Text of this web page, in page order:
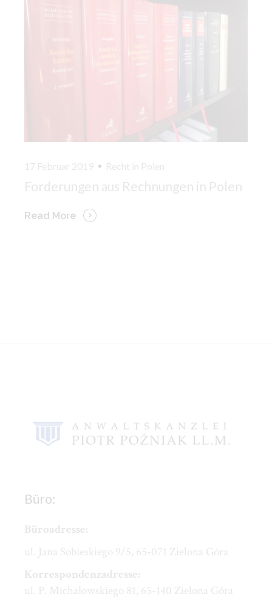
17 Februar 2019 Recht in Polen
Forderungen aus Rechnungen in Polen
Read More
Büro:
Büroadresse:
ul. Jana Sobieskiego 9/5, 65-071 Zielona Góra
Korrespondenzadresse:
ul. P. Michałowskiego 81, 65-140 Zielona Góra